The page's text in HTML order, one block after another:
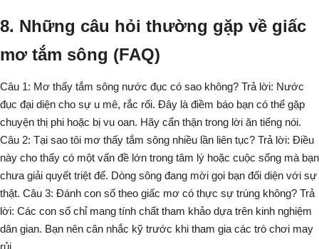
8. Những câu hỏi thường gặp về giấc
mơ tắm sông (FAQ)
Câu 1: Mơ thấy tắm sông nước đục có sao không? Trả lời: Nước
đục đại diện cho sự u mê, rắc rối. Đây là điềm báo bạn có thể gặp
chuyện thị phi hoặc bị vu oan. Hãy cẩn thận trong lời ăn tiếng nói.
Câu 2: Tại sao tôi mơ thấy tắm sông nhiều lần liên tục? Trả lời: Điều
này cho thấy có một vấn đề lớn trong tâm lý hoặc cuộc sống mà bạn
chưa giải quyết triệt để. Dòng sông đang mời gọi bạn đối diện với sự
thật. Câu 3: Đánh con số theo giấc mơ có thực sự trúng không? Trả
lời: Các con số chỉ mang tính chất tham khảo dựa trên kinh nghiệm
dân gian. Bạn nên cân nhắc kỹ trước khi tham gia các trò chơi may
rủi.